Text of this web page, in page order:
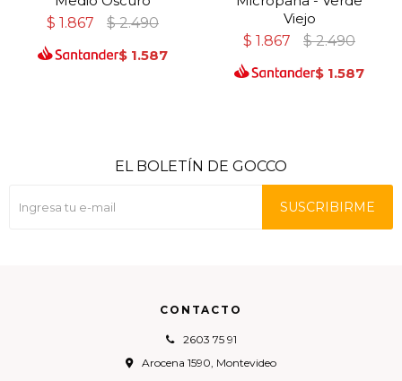
$ 1.867 $ 2.490
$ 1.587
Viejo
$ 1.867 $ 2.490
$ 1.587
CONTACTO
2603 75 91
Arocena 1590, Montevideo
EL BOLETÍN DE GOCCO
SUSCRIBIRME